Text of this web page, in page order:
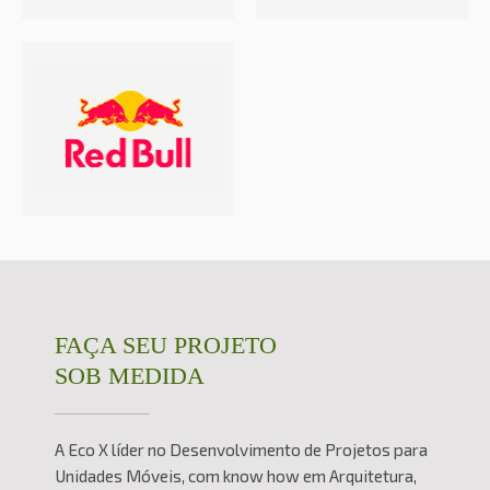
FAÇA SEU PROJETO
SOB MEDIDA
A Eco X líder no Desenvolvimento de Projetos para
Unidades Móveis, com know how em Arquitetura,